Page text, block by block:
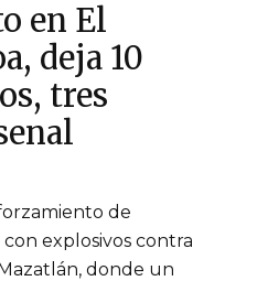
en El
deja 10
tres
de
explosivos contra
donde un